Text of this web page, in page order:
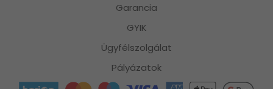
Garancia
GYIK
Ügyfélszolgálat
Pályázatok